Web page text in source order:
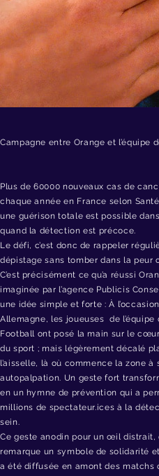
Campagne entre Orange et l’équipe
Plus de 60000 nouveaux cas de
chaque année en France selon
une guérison totale est possible
quand la détection est précoce.
Le défi, c’est donc de rappeler
dépistage sans tomber dans la peur
C’est précisément ce qu’a réussi
imaginée par l’agence Publicis
une idée simple et forte : À
Allemagne, les joueuses de l’équipe
Football ont posé la main sur le
du sport ; mais légèrement décalé
l’aisselle, là où commence la zone à
autopalpation. Un geste fort
en un hymne de prévention qui a
millions de spectateur.ices à la
sein.
Ce geste anodin pour un œil distrait,
remarque un symbole de solidarité
a été diffusée en amont des matchs